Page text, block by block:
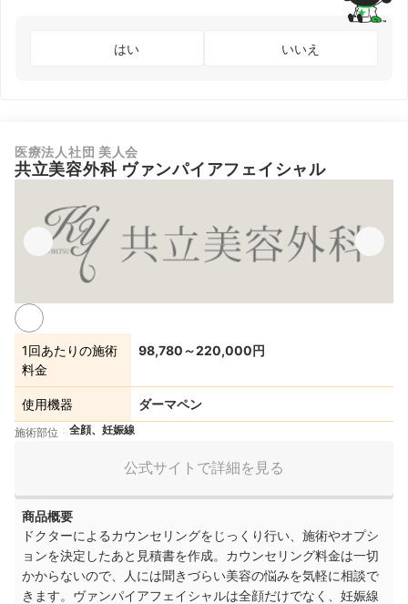
はい いいえ
医療法人社団 美人会
共立美容外科 ヴァンパイアフェイシャル
1回あたりの施術
料金
98,780～220,000円
使用機器 ダーマペン
施術部位 全顔、妊娠線
公式サイトで詳細を見る
商品概要
ドクターによるカウンセリングをじっくり行い、施術やオプシ
ョンを決定したあと見積書を作成。カウンセリング料金は一切
かからないので、人には聞きづらい美容の悩みを気軽に相談で
きます。ヴァンパイアフェイシャルは全顔だけでなく、妊娠線